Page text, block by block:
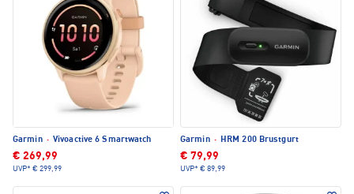
Garmin · Vivoactive 6 Smartwatch
€ 269,99
UVP* € 299,99
Garmin · HRM 200 Brustgurt
€ 79,99
UVP* € 89,99